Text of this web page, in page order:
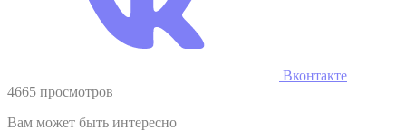
Вконтакте
4665 просмотров
Вам может быть интересно